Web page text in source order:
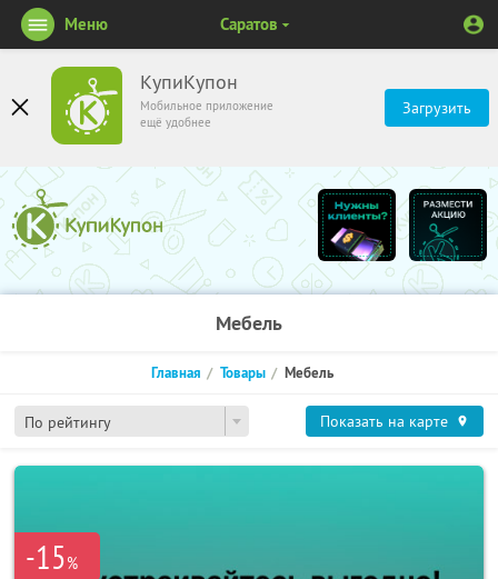
КупиКупон
Мобильное приложение
ещё удобнее
Загрузить
Меню Саратов
Мебель
По рейтингу
Главная Товары Мебель
Показать на карте
-15%